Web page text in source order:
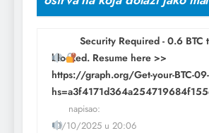
Security Required - 0.6 BTC
blocked. Resume here >>
https://graph.org/Get-your-BTC-
napisao:
10/10/2025 u 20:06